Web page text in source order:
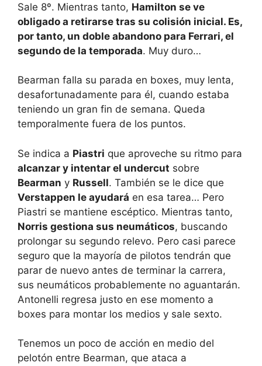
Sale 8º. Mientras tanto, Hamilton se ve
obligado a retirarse tras su colisión inicial. Es,
por tanto, un doble abandono para Ferrari, el
segundo de la temporada. Muy duro…
Bearman falla su parada en boxes, muy lenta,
desafortunadamente para él, cuando estaba
teniendo un gran fin de semana. Queda
temporalmente fuera de los puntos.
Se indica a Piastri que aproveche su ritmo para
alcanzar y intentar el undercut sobre
Bearman y Russell. También se le dice que
Verstappen le ayudará en esa tarea… Pero
Piastri se mantiene escéptico. Mientras tanto,
Norris gestiona sus neumáticos, buscando
prolongar su segundo relevo. Pero casi parece
seguro que la mayoría de pilotos tendrán que
parar de nuevo antes de terminar la carrera,
sus neumáticos probablemente no aguantarán.
Antonelli regresa justo en ese momento a
boxes para montar los medios y sale sexto.
Tenemos un poco de acción en medio del
pelotón entre Bearman, que ataca a